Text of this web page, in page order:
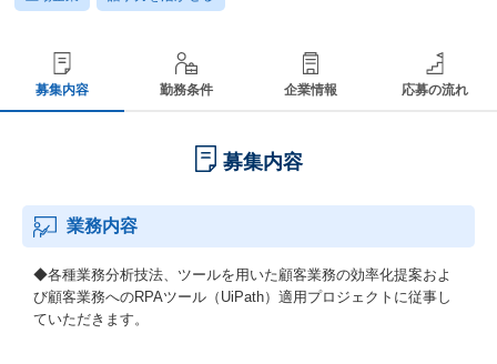
募集内容 勤務条件 企業情報 応募の流れ
募集内容
業務内容
◆各種業務分析技法、ツールを用いた顧客業務の効率化提案およ
び顧客業務へのRPAツール（UiPath）適用プロジェクトに従事し
ていただきます。